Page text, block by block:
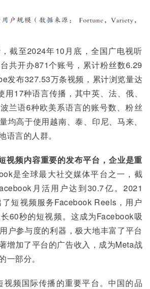
截至2024年10月底，全国广电视听
共开办871个账号，累计粉丝数6.29
发布327.53万条视频，累计浏览量达
17种语言传播，其中英、法、俄、
兰语6种欧美系语言的账号数、粉丝
均高于使用越南、泰、印尼、马来、
语言的人群。
视频内容重要的发布平台，企业是重
是全球最大社交媒体平台之一，截
月活用户达到30.7亿。2021
短视频服务Facebook Reels，用户
60秒的短视频。这成为Facebook吸
户参与度的利器，极大地丰富了平台
增加了平台的广告收入，成为Meta战
一部分。
视频国际传播的重要平台。中国的品